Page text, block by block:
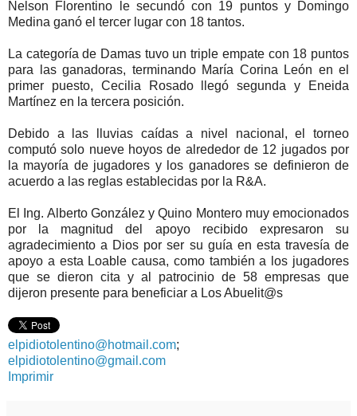
Nelson Florentino le secundó con 19 puntos y Domingo
Medina ganó el tercer lugar con 18 tantos.
La categoría de Damas tuvo un triple empate con 18 puntos
para las ganadoras, terminando María Corina León en el
primer puesto, Cecilia Rosado llegó segunda y Eneida
Martínez en la tercera posición.
Debido a las lluvias caídas a nivel nacional, el torneo
computó solo nueve hoyos de alrededor de 12 jugados por
la mayoría de jugadores y los ganadores se definieron de
acuerdo a las reglas establecidas por la R&A.
El Ing. Alberto González y Quino Montero muy emocionados
por la magnitud del apoyo recibido expresaron su
agradecimiento a Dios por ser su guía en esta travesía de
apoyo a esta Loable causa, como también a los jugadores
que se dieron cita y al patrocinio de 58 empresas que
dijeron presente para beneficiar a Los Abuelit@s
elpidiotolentino@hotmail.com;
elpidiotolentino@gmail.com
Imprimir